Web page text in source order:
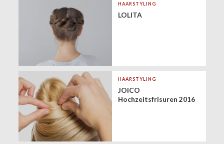
HAARSTYLING
LOLITA
HAARSTYLING
JOICO
Hochzeitsfrisuren 2016